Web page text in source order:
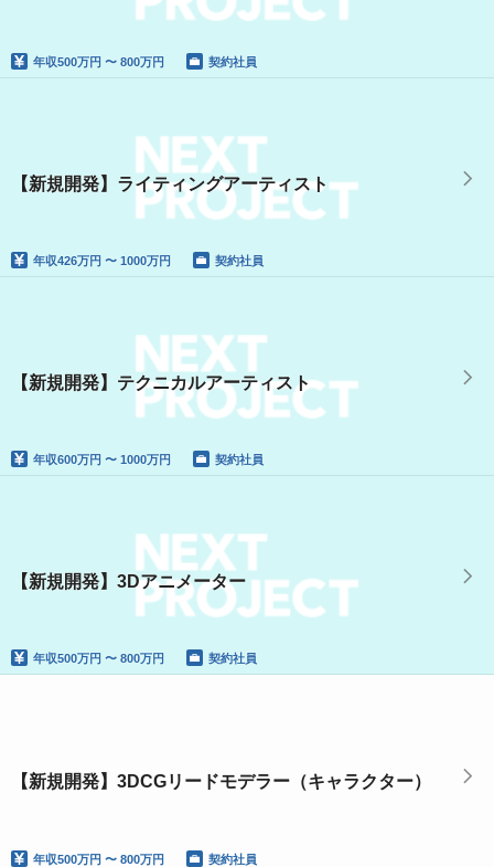
年収500万円 〜 800万円 契約社員
【新規開発】ライティングアーティスト
年収426万円 〜 1000万円 契約社員
【新規開発】テクニカルアーティスト
年収600万円 〜 1000万円 契約社員
【新規開発】3Dアニメーター
年収500万円 〜 800万円 契約社員
【新規開発】3DCGリードモデラー（キャラクター）
年収500万円 〜 800万円 契約社員